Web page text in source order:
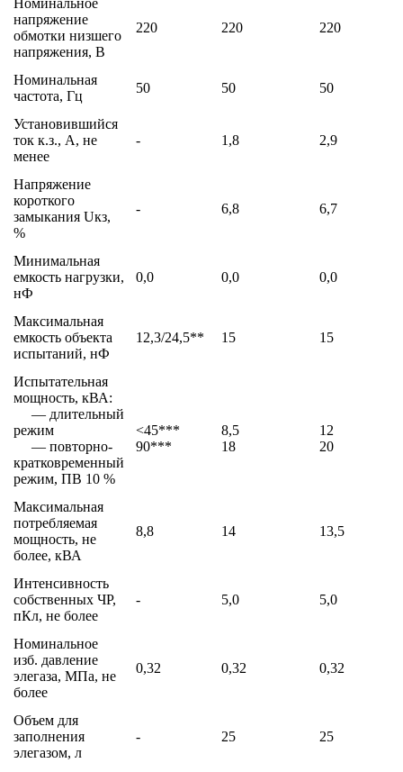
Номинальное
напряжение
обмотки низшего
напряжения, В
220 220 220
Номинальная
частота, Гц
50 50 50
Установившийся
ток к.з., А, не
менее
- 1,8 2,9
Напряжение
короткого
замыкания Uкз,
%
- 6,8 6,7
Минимальная
емкость нагрузки,
нФ
0,0 0,0 0,0
Максимальная
емкость объекта
испытаний, нФ
12,3/24,5** 15 15
Испытательная
мощность, кВА:
— длительный
режим
— повторно-
кратковременный
режим, ПВ 10 %
<45***
90***
8,5
18
12
20
Максимальная
потребляемая
мощность, не
более, кВА
8,8 14 13,5
Интенсивность
собственных ЧР,
пКл, не более
- 5,0 5,0
Номинальное
изб. давление
элегаза, МПа, не
более
0,32 0,32 0,32
Объем для
заполнения
элегазом, л
- 25 25